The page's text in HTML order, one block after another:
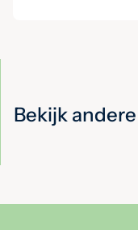
Bekijk